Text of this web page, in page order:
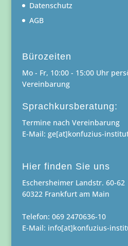
Datenschutz
AGB
Bürozeiten
Mo - Fr, 10:00 - 15:00 Uhr
Vereinbarung
Sprachkursberatung:
Termine nach Vereinbarung
E-Mail: ge[at]konfuzius-
Hier finden Sie uns
Eschersheimer Landstr. 60-62
60322 Frankfurt am Main
Telefon: 069 2470636-10
E-Mail: info[at]konfuzius-